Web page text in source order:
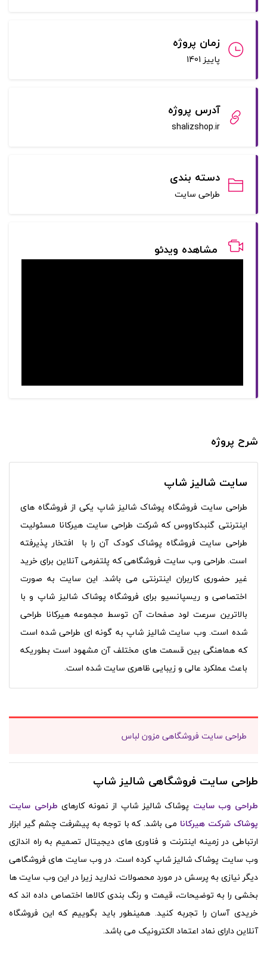
زمان پروژه
پاییز 1401
آدرس پروژه
shalizshop.ir
دسته بندی
طراحی سایت
مشاهده ویدئو
شرح پروژه
سایت شالیز شاپ
طراحی سایت فروشگاه پوشاک شالیز شاپ یکی از فروشگاه های
اینترنتی گنبدکاووس که شرکت طراحی سایت هیرکانا مسئولیت
طراحی سایت فروشگاه پوشاک کودک آن را با افتخار پذیرفته
است. طراحی وب سایت فروشگاهی که پلتفرمی آنلاین برای خرید
غیر حضوری کاربران اینترنتی می باشد. این سایت به صورت
اختصاصی و ریسپانسیو برای فروشگاه پوشاک شالیز شاپ و با
بالاترین سرعت لود صفحات آن توسط مجموعه هیرکانا طراحی
شده است. وب سایت شالیز شاپ به گونه ای طراحی شده است
که هماهنگی بین قسمت های مختلف آن مشهود است بطوریکه
باعث عملکرد عالی و زیبایی ظاهری سایت شده است.
طراحی سایت فروشگاهی مزون لباس
طراحی سایت فروشگاهی شالیز شاپ
طراحی وب سایت پوشاک شالیز شاپ از نمونه کارهای طراحی سایت
پوشاک شرکت هیرکانا می باشد. که با توجه به پیشرفت چشم گیر ابزار
ارتباطی در زمینه اینترنت و فناوری های دیجیتال تصمیم به راه اندازی
وب سایت پوشاک شالیز شاپ کرده است. در وب سایت های فروشگاهی
دیگر نیازی به پرسش در مورد محصولات ندارید زیرا در این وب سایت ها
بخشی را به توضیحات، قیمت و رنگ بندی کالاها اختصاص داده اند که
خریدی آسان را تجربه کنید. همینطور باید بگوییم که این فروشگاه
آنلاین دارای نماد اعتماد الکترونیک می باشد.